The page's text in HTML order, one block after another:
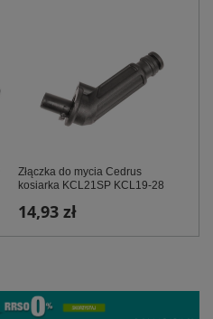
Złączka do mycia Cedrus
kosiarka KCL21SP KCL19-28
14,93 zł